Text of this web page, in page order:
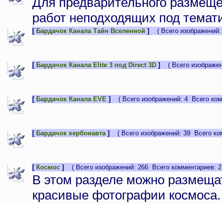
работ неподходящих под
[ Бардачок Канала Тайн Вселенной ] ( Всего
[ Бардачок Канала Elite 3 под Direct 3D ] ( Всего
[ Бардачок Канала EVE ] ( Всего изображений: 4 Всего
[ Бардачок кербонавта] ( Всего изображений: 39 Всего
[ Космос ] ( Всего изображений: 266 Всего комментариев:
В этом разделе можно
красивые фотографии космоса.